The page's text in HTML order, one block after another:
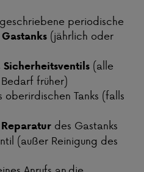
periodische
(jährlich oder
Sicherheitsventils (alle
früher)
oberirdischen Tanks (falls
des Gastanks
(außer Reinigung des